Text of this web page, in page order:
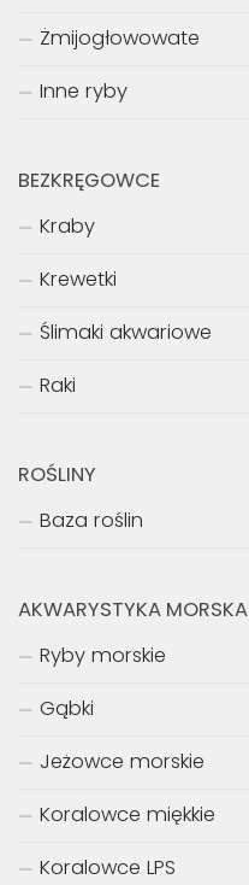
Żmijogłowowate
Inne ryby
BEZKRĘGOWCE
Kraby
Krewetki
Ślimaki akwariowe
Raki
ROŚLINY
Baza roślin
AKWARYSTYKA MORSKA
Ryby morskie
Gąbki
Jeżowce morskie
Koralowce miękkie
Koralowce LPS